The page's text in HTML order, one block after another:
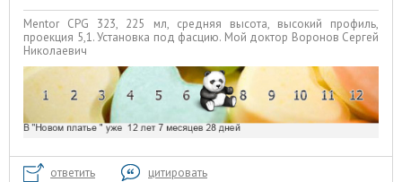
Mentor CPG 323, 225 мл, средняя высота, высокий профиль,
проекция 5,1. Установка под фасцию. Мой доктор Воронов Сергей
Николаевич
ответить цитировать